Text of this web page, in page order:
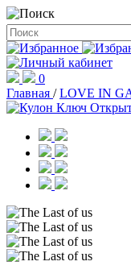
0
Главная /LOVE IN